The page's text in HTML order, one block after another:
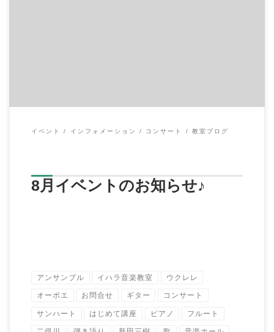
イベント インフォメーション コンサート 教室ブログ
8月イベントのお知らせ♪
アンサンブル イハラ音楽教室 ウクレレ
オーボエ お問合せ ギター コンサート
サンハート はじめて講座 ピアノ フルート